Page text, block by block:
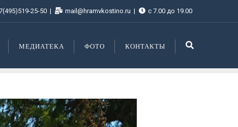
25-50 mail@hramvkostino.ru с 7.00 до 19.00
МЕДИАТЕКА ФОТО КОНТАКТЫ